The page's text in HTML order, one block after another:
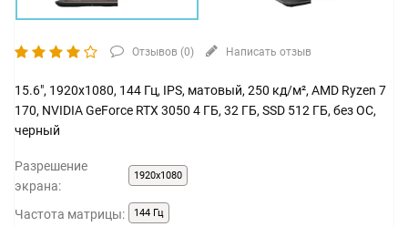
Отзывов (0) Написать отзыв
15.6", 1920x1080, 144 Гц, IPS, матовый, 250 кд/м², AMD Ryzen 7
170, NVIDIA GeForce RTX 3050 4 ГБ, 32 ГБ, SSD 512 ГБ, без ОС,
черный
Разрешение
экрана:
1920x1080
Частота матрицы: 144 Гц